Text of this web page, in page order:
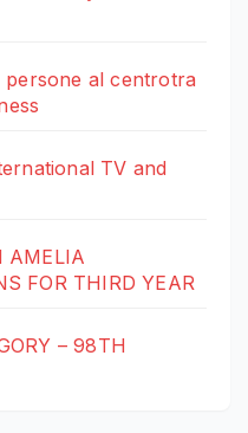
persone al centrotra
TV and
AMELIA
FOR THIRD YEAR
– 98TH